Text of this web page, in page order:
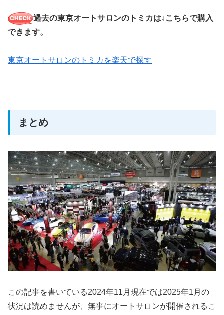
過去の東京オートサロンのトミカは↓こちらで購入
できます。
東京オートサロンのトミカを楽天で探す
まとめ
この記事を書いている2024年11月現在では2025年1月の
状況は読めませんが、無事にオートサロンが開催されるこ